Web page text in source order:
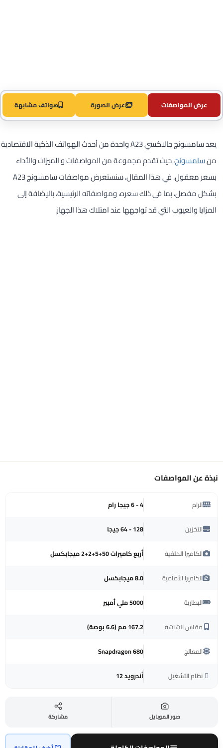
عرض المواصفات عرض الصورة هواتف مشابهة
يعد سامسونج جالاكسي A23 واحدة من أحدث الهواتف الذكية الاقتصادية
منسامسونج، حيث تقدم مجموعة من المواصفات و الميزات والأداء
بسعر معقول. في هذا المقال، سنستعرض مواصفات سامسونج A23
بشكل مفصل، بما في ذلك سعره، ومواصفاته الرئيسية، بالإضافة إلى
المزايا والعيوب التي قد تواجهها عند امتلاك هذا الجهاز.
نبذة عن المواصفات
الرام 4 - 6 جيجا رام
التخزين 128 - 64 جيجا
الكاميرا الخلفية أربع كاميرات 50+5+2+2 ميجابكسل
الكاميرا الأمامية 8.0 ميجابكسل
البطارية 5000 ملي أمبير
مقاس الشاشة ‎167.2 مم (6.6 بوصة)‎
المعالج Snapdragon 680
نظام التشغيل أندرويد 12
صور الموبايل مشاركة